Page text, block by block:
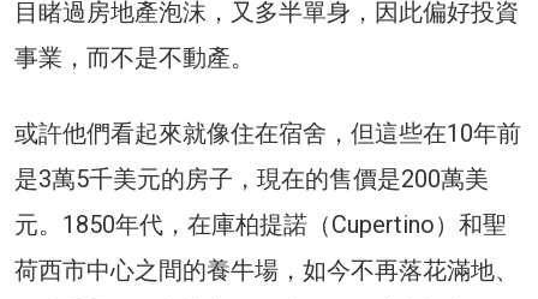
目睹過房地產泡沫，又多半單身，因此偏好投資
事業，而不是不動產。
或許他們看起來就像住在宿舍，但這些在10年前
是3萬5千美元的房子，現在的售價是200萬美
元。1850年代，在庫柏提諾（Cupertino）和聖
荷西市中心之間的養牛場，如今不再落花滿地、